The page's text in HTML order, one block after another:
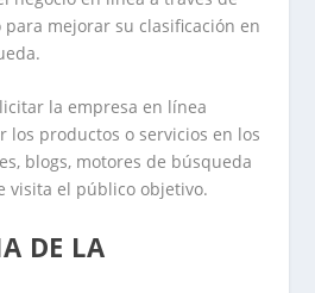
mejorar su clasificación en
la empresa en línea
los productos o servicios en los
blogs, motores de búsqueda
visita el público objetivo.
DE LA